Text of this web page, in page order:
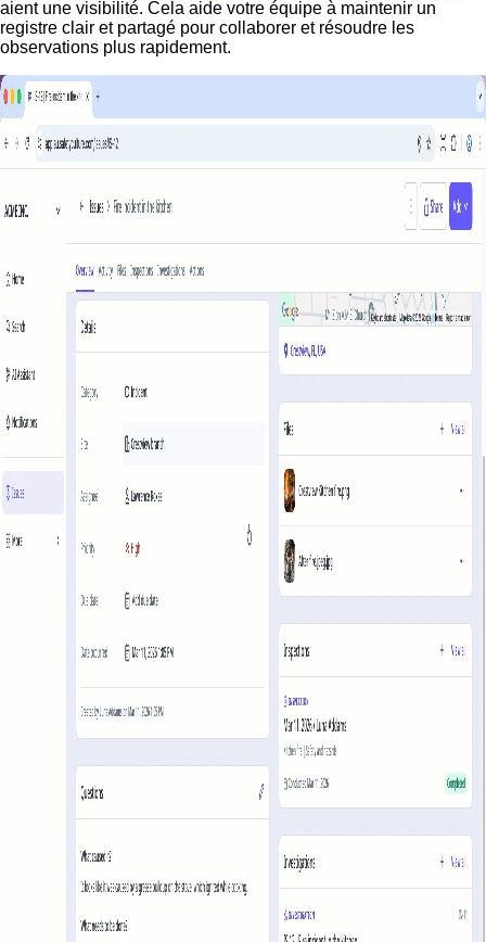
aient une visibilité. Cela aide votre équipe à maintenir un
registre clair et partagé pour collaborer et résoudre les
observations plus rapidement.